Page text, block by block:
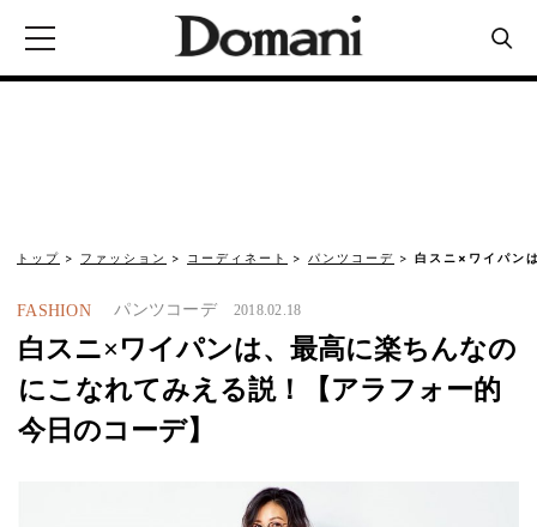
トップ ファッション コーディネート パンツコーデ 白スニ×ワイパン
FASHION パンツコーデ 2018.02.18
白スニ×ワイパンは、最高に楽ちんなの
にこなれてみえる説！【アラフォー的
今日のコーデ】